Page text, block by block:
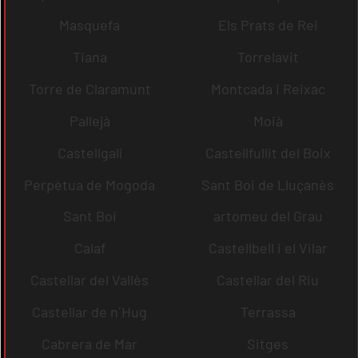
Masquefa
Els Prats de Rei
Tiana
Torrelavit
Torre de Claramunt
Montcada i Reixac
Pallejà
Moià
Castellgalí
Castellfullit del Boix
Perpètua de Mogoda
Sant Boi de Lluçanès
Sant Boi
artomeu del Grau
Calaf
Castellbell i el Vilar
Castellar del Vallès
Castellar del Riu
Castellar de n´Hug
Terrassa
Cabrera de Mar
Sitges